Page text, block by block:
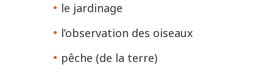
le jardinage
l’observation des oiseaux
pêche (de la terre)